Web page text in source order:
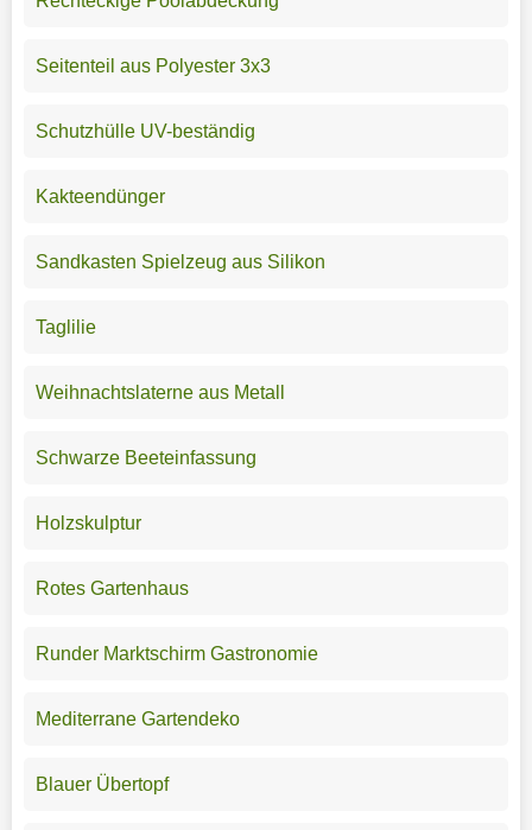
Seitenteil aus Polyester 3x3
Schutzhülle UV-beständig
Kakteendünger
Sandkasten Spielzeug aus Silikon
Taglilie
Weihnachtslaterne aus Metall
Schwarze Beeteinfassung
Holzskulptur
Rotes Gartenhaus
Runder Marktschirm Gastronomie
Mediterrane Gartendeko
Blauer Übertopf